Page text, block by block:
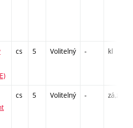
cs 5 Volitelný - kl
cs 5 Volitelný - zá,zk